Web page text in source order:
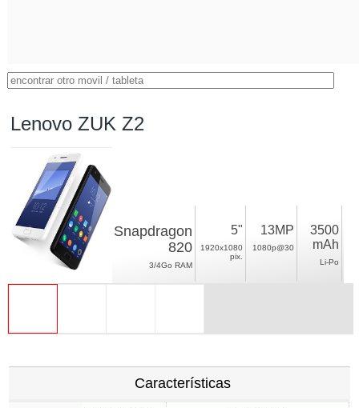
Lenovo ZUK Z2
Snapdragon
820
3/4Go RAM
5"
1920x1080
pix.
13MP
1080p@30
3500
mAh
Li-Po
Características